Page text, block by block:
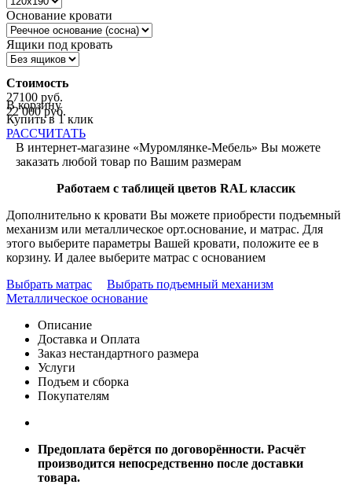
Основание кровати
Ящики под кровать
Стоимость
27100 руб.
22 000руб.
В корзину
Купить в 1 клик
РАССЧИТАТЬ
В интернет-магазине «Муромлянке-Мебель» Вы можете
заказать любой товар по Вашим размерам
Работаем с таблицей цветов RAL классик
Дополнительно к кровати Вы можете приобрести подъемный
механизм или металлическое орт.основание, и матрас. Для
этого выберите параметры Вашей кровати, положите ее в
корзину. И далее выберите матрас с основанием
Выбрать матрас
Выбрать подъемный механизм
Металлическое основание
Описание
Доставка и Оплата
Заказ нестандартного размера
Услуги
Подъем и сборка
Покупателям
Предоплата берётся по договорённости. Расчёт
производится непосредственно после доставки
товара.